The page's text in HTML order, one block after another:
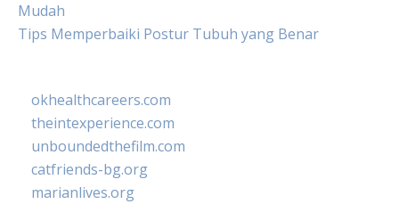
Mudah
Tips Memperbaiki Postur Tubuh yang Benar
okhealthcareers.com
theintexperience.com
unboundedthefilm.com
catfriends-bg.org
marianlives.org